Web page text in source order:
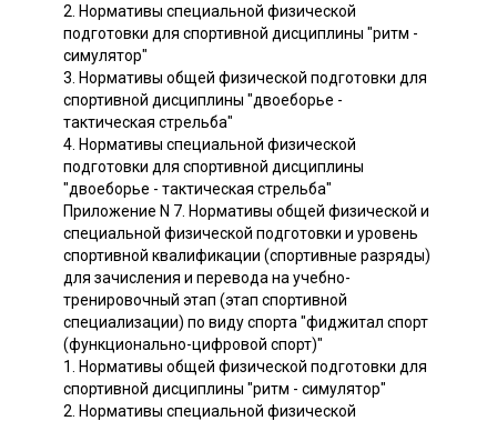
2. Нормативы специальной физической
подготовки для спортивной дисциплины "ритм -
симулятор"
3. Нормативы общей физической подготовки для
спортивной дисциплины "двоеборье -
тактическая стрельба"
4. Нормативы специальной физической
подготовки для спортивной дисциплины
"двоеборье - тактическая стрельба"
Приложение N 7. Нормативы общей физической и
специальной физической подготовки и уровень
спортивной квалификации (спортивные разряды)
для зачисления и перевода на учебно-
тренировочный этап (этап спортивной
специализации) по виду спорта "фиджитал спорт
(функционально-цифровой спорт)"
1. Нормативы общей физической подготовки для
спортивной дисциплины "ритм - симулятор"
2. Нормативы специальной физической